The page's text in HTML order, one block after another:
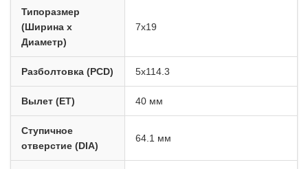
Типоразмер
(Ширина x
Диаметр)
7x19
Разболтовка (PCD) 5x114.3
Вылет (ET) 40 мм
Ступичное
отверстие (DIA)
64.1 мм